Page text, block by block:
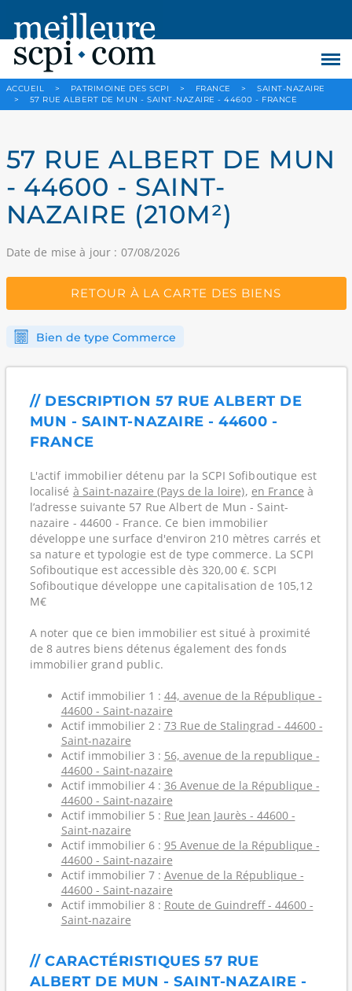
ACCUEIL > PATRIMOINE DES SCPI > FRANCE >
SAINT-NAZAIRE
>
57 RUE ALBERT DE MUN - SAINT-NAZAIRE - 44600 - FRANCE
57 RUE ALBERT DE MUN
- 44600 - SAINT-
NAZAIRE (210M²)
Date de mise à jour : 07/08/2026
RETOUR À LA CARTE DES BIENS
Bien de type Commerce
// DESCRIPTION 57 RUE ALBERT DE
MUN - SAINT-NAZAIRE - 44600 -
FRANCE
L'actif immobilier détenu par la SCPI Sofiboutique est
localisé à Saint-nazaire (Pays de la loire), en France à
l’adresse suivante 57 Rue Albert de Mun - Saint-
nazaire - 44600 - France. Ce bien immobilier
développe une surface d'environ 210 mètres carrés et
sa nature et typologie est de type commerce. La SCPI
Sofiboutique est accessible dès 320,00 €. SCPI
Sofiboutique développe une capitalisation de 105,12
M€
A noter que ce bien immobilier est situé à proximité
de 8 autres biens détenus également des fonds
immobilier grand public.
Actif immobilier 1 : 44, avenue de la République -
44600 - Saint-nazaire
Actif immobilier 2 : 73 Rue de Stalingrad - 44600 -
Saint-nazaire
Actif immobilier 3 : 56, avenue de la republique -
44600 - Saint-nazaire
Actif immobilier 4 : 36 Avenue de la République -
44600 - Saint-nazaire
Actif immobilier 5 : Rue Jean Jaurès - 44600 -
Saint-nazaire
Actif immobilier 6 : 95 Avenue de la République -
44600 - Saint-nazaire
Actif immobilier 7 : Avenue de la République -
44600 - Saint-nazaire
Actif immobilier 8 : Route de Guindreff - 44600 -
Saint-nazaire
// CARACTÉRISTIQUES 57 RUE
ALBERT DE MUN - SAINT-NAZAIRE -